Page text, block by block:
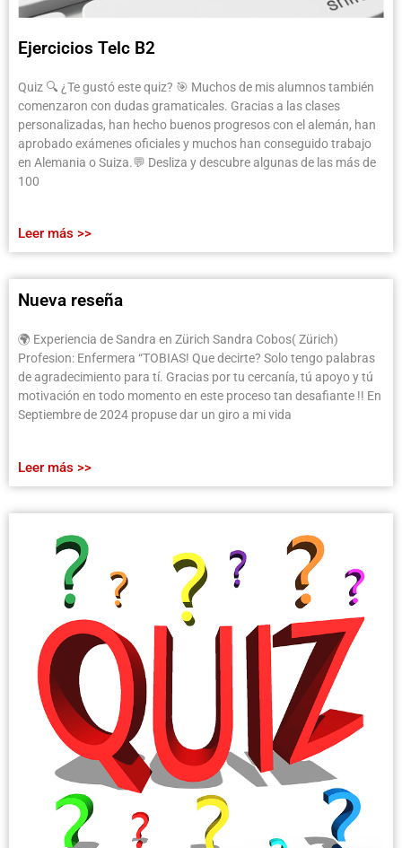
Ejercicios Telc B2
Quiz 🔍 ¿Te gustó este quiz? 🎯 Muchos de mis alumnos también
comenzaron con dudas gramaticales. Gracias a las clases
personalizadas, han hecho buenos progresos con el alemán, han
aprobado exámenes oficiales y muchos han conseguido trabajo
en Alemania o Suiza.💬 Desliza y descubre algunas de las más de
100
Leer más >>
Nueva reseña
🌍 Experiencia de Sandra en Zürich Sandra Cobos( Zürich)
Profesion: Enfermera “TOBIAS! Que decirte? Solo tengo palabras
de agradecimiento para tí. Gracias por tu cercanía, tú apoyo y tú
motivación en todo momento en este proceso tan desafiante !! En
Septiembre de 2024 propuse dar un giro a mi vida
Leer más >>